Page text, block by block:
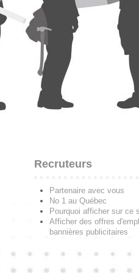
Recruteurs
Partenaire avec vous
No 1 au Québec
Pourquoi afficher sur ce
Afficher des offres
bannières publicitaires